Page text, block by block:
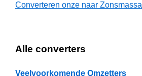
Converteren onze naar Zonsmassa
Alle converters
Veelvoorkomende Omzetters